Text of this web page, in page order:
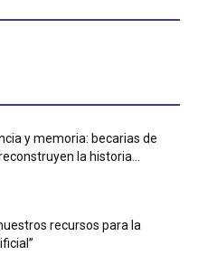
y memoria: becarias de
la historia...
recursos para la